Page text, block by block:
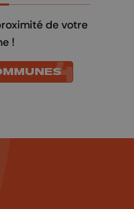
de votre
!